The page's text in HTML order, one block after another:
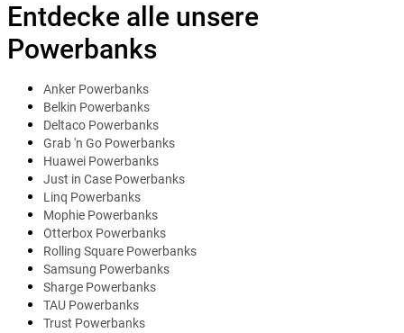
Entdecke alle unsere
Powerbanks
Anker Powerbanks
Belkin Powerbanks
Deltaco Powerbanks
Grab 'n Go Powerbanks
Huawei Powerbanks
Just in Case Powerbanks
Linq Powerbanks
Mophie Powerbanks
Otterbox Powerbanks
Rolling Square Powerbanks
Samsung Powerbanks
Sharge Powerbanks
TAU Powerbanks
Trust Powerbanks